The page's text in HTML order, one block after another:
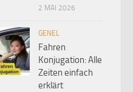
2 MAI 2026
GENEL
Fahren
Konjugation: Alle
Zeiten einfach
erklärt